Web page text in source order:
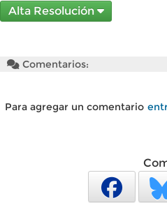
Alta Resolución
Comentarios:
Para agregar un comentario